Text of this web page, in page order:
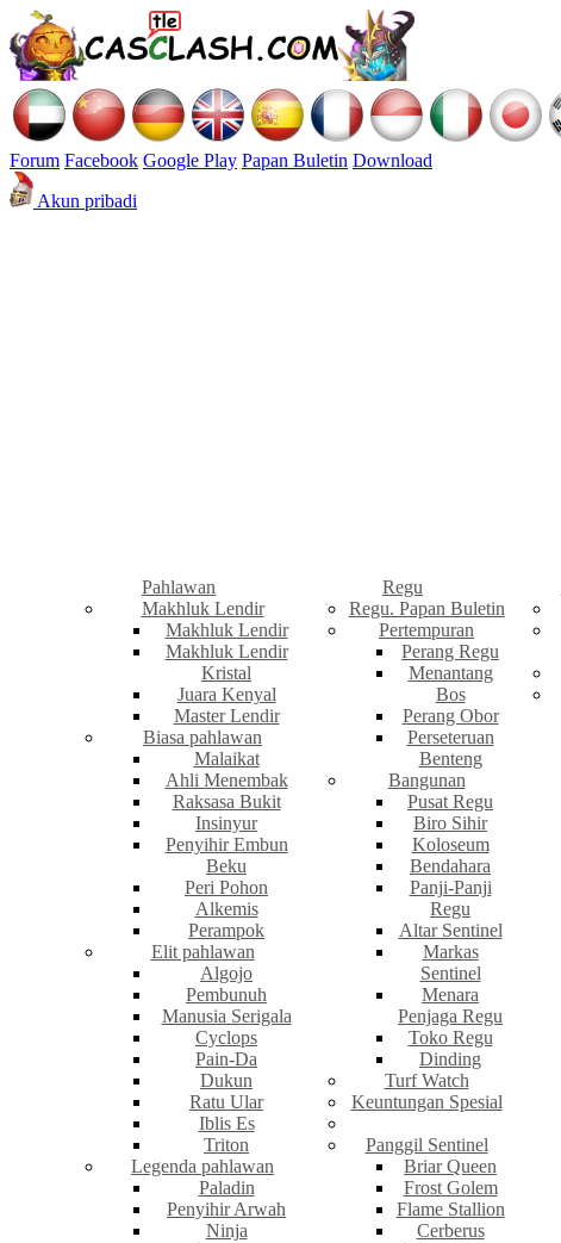
Forum Facebook Google Play Papan Buletin Download
Akun pribadi
Pahlawan
Makhluk Lendir
Makhluk Lendir
Makhluk Lendir
Kristal
Juara Kenyal
Master Lendir
Biasa pahlawan
Malaikat
Ahli Menembak
Raksasa Bukit
Insinyur
Penyihir Embun
Beku
Peri Pohon
Alkemis
Perampok
Elit pahlawan
Algojo
Pembunuh
Manusia Serigala
Cyclops
Pain-Da
Dukun
Ratu Ular
Iblis Es
Triton
Legenda pahlawan
Paladin
Penyihir Arwah
Ninja
Regu
Regu. Papan Buletin
Pertempuran
Perang Regu
Menantang
Bos
Perang Obor
Perseteruan
Benteng
Bangunan
Pusat Regu
Biro Sihir
Koloseum
Bendahara
Panji-Panji
Regu
Altar Sentinel
Markas
Sentinel
Menara
Penjaga Regu
Toko Regu
Dinding
Turf Watch
Keuntungan Spesial
Panggil Sentinel
Briar Queen
Frost Golem
Flame Stallion
Cerberus